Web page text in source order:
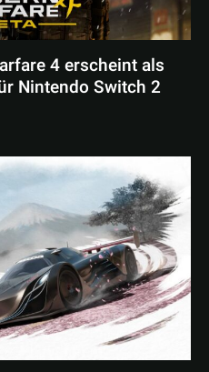
4 erscheint als
Nintendo Switch 2